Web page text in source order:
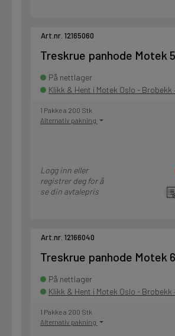
Art.nr. 12165060
Treskrue panhode Motek
På nettlager
Klikk & Hent i Motek Oslo - Brobekk
1 Pakke a 200 Stk
Alternativ pakning
Logg inn eller
registrer deg for å
se din avtalepris
Art.nr. 12166040
Treskrue panhode Motek
På nettlager
Klikk & Hent i Motek Oslo - Brobekk
1 Pakke a 200 Stk
Alternativ pakning